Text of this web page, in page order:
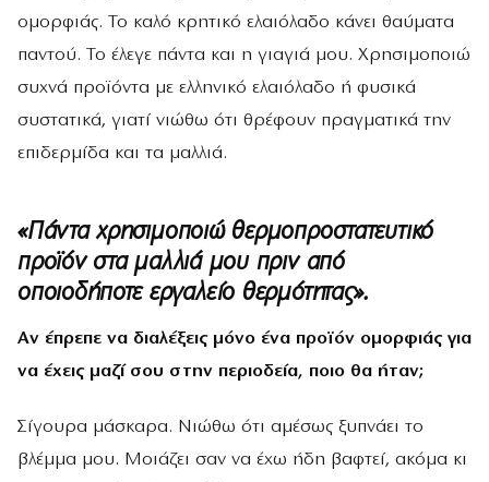
ομορφιάς. Το καλό κρητικό ελαιόλαδο κάνει θαύματα
παντού. Το έλεγε πάντα και η γιαγιά μου. Χρησιμοποιώ
συχνά προϊόντα με ελληνικό ελαιόλαδο ή φυσικά
συστατικά, γιατί νιώθω ότι θρέφουν πραγματικά την
επιδερμίδα και τα μαλλιά.
«Πάντα χρησιμοποιώ θερμοπροστατευτικό
προϊόν στα μαλλιά μου πριν από
οποιοδήποτε εργαλείο θερμότητας».
Αν έπρεπε να διαλέξεις μόνο ένα προϊόν ομορφιάς για
να έχεις μαζί σου στην περιοδεία, ποιο θα ήταν;
Σίγουρα μάσκαρα. Νιώθω ότι αμέσως ξυπνάει το
βλέμμα μου. Μοιάζει σαν να έχω ήδη βαφτεί, ακόμα κι